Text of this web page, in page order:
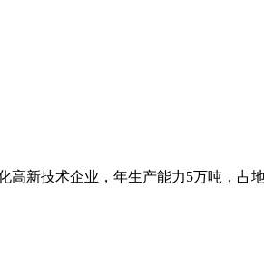
新技术企业，年生产能力5万吨，占